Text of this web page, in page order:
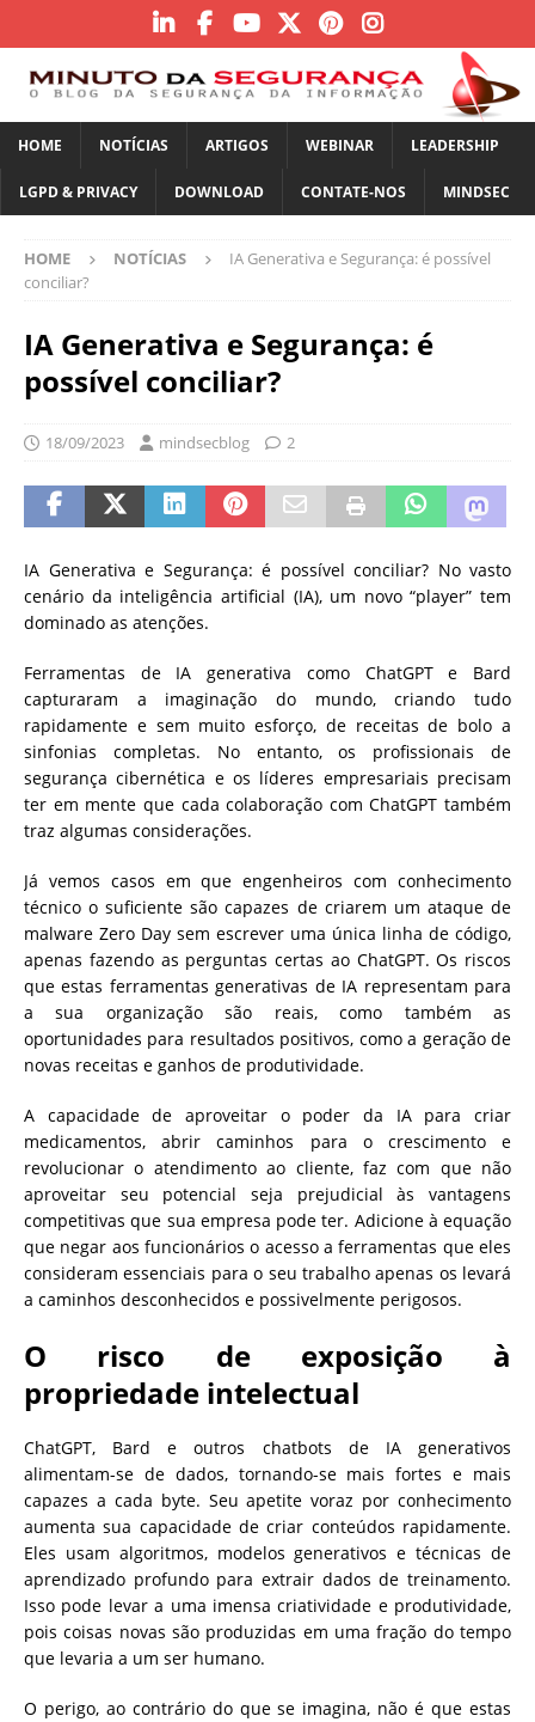
HOME NOTÍCIAS ARTIGOS WEBINAR LEADERSHIP
LGPD & PRIVACY DOWNLOAD CONTATE-NOS MINDSEC
HOME NOTÍCIAS
IA Generativa e Segurança: é possível
conciliar?
IA Generativa e Segurança: é
possível conciliar?
18/09/2023 mindsecblog 2
IA Generativa e Segurança: é possível conciliar? No vasto
cenário da inteligência artificial (IA), um novo “player” tem
dominado as atenções.
Ferramentas de IA generativa como ChatGPT e Bard
capturaram a imaginação do mundo, criando tudo
rapidamente e sem muito esforço, de receitas de bolo a
sinfonias completas. No entanto, os profissionais de
segurança cibernética e os líderes empresariais precisam
ter em mente que cada colaboração com ChatGPT também
traz algumas considerações.
Já vemos casos em que engenheiros com conhecimento
técnico o suficiente são capazes de criarem um ataque de
malware Zero Day sem escrever uma única linha de código,
apenas fazendo as perguntas certas ao ChatGPT. Os riscos
que estas ferramentas generativas de IA representam para
a sua organização são reais, como também as
oportunidades para resultados positivos, como a geração de
novas receitas e ganhos de produtividade.
A capacidade de aproveitar o poder da IA para criar
medicamentos, abrir caminhos para o crescimento e
revolucionar o atendimento ao cliente, faz com que não
aproveitar seu potencial seja prejudicial às vantagens
competitivas que sua empresa pode ter. Adicione à equação
que negar aos funcionários o acesso a ferramentas que eles
consideram essenciais para o seu trabalho apenas os levará
a caminhos desconhecidos e possivelmente perigosos.
O risco de exposição à
propriedade intelectual
ChatGPT, Bard e outros chatbots de IA generativos
alimentam-se de dados, tornando-se mais fortes e mais
capazes a cada byte. Seu apetite voraz por conhecimento
aumenta sua capacidade de criar conteúdos rapidamente.
Eles usam algoritmos, modelos generativos e técnicas de
aprendizado profundo para extrair dados de treinamento.
Isso pode levar a uma imensa criatividade e produtividade,
pois coisas novas são produzidas em uma fração do tempo
que levaria a um ser humano.
O perigo, ao contrário do que se imagina, não é que estas